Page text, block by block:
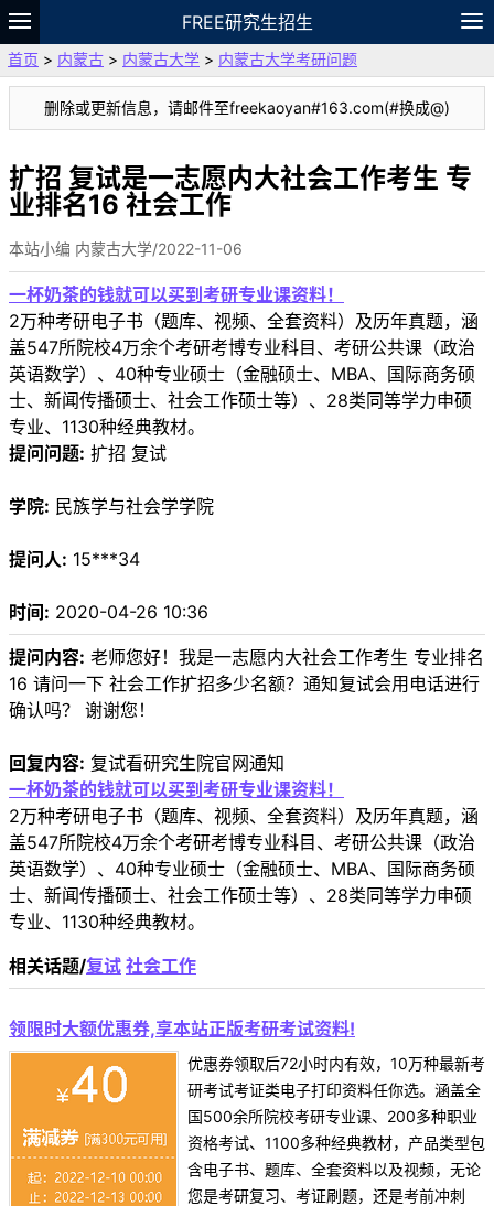
FREE研究生招生
题库
故事 专题 APP 笔记
VIP
资料
首页 > 内蒙古 > 内蒙古大学 > 内蒙古大学考研问题
删除或更新信息，请邮件至freekaoyan#163.com(#换成@)
扩招 复试是一志愿内大社会工作考生 专
业排名16 社会工作
本站小编 内蒙古大学/2022-11-06
一杯奶茶的钱就可以买到考研专业课资料！
2万种考研电子书（题库、视频、全套资料）及历年真题，涵
盖547所院校4万余个考研考博专业科目、考研公共课（政治
英语数学）、40种专业硕士（金融硕士、MBA、国际商务硕
士、新闻传播硕士、社会工作硕士等）、28类同等学力申硕
专业、1130种经典教材。
提问问题: 扩招 复试
学院: 民族学与社会学学院
提问人: 15***34
时间: 2020-04-26 10:36
提问内容: 老师您好！我是一志愿内大社会工作考生 专业排名
16 请问一下 社会工作扩招多少名额？通知复试会用电话进行
确认吗？ 谢谢您！
回复内容: 复试看研究生院官网通知
一杯奶茶的钱就可以买到考研专业课资料！
2万种考研电子书（题库、视频、全套资料）及历年真题，涵
盖547所院校4万余个考研考博专业科目、考研公共课（政治
英语数学）、40种专业硕士（金融硕士、MBA、国际商务硕
士、新闻传播硕士、社会工作硕士等）、28类同等学力申硕
专业、1130种经典教材。
相关话题/复试 社会工作
领限时大额优惠券,享本站正版考研考试资料!
优惠券领取后72小时内有效，10万种最新考
研考试考证类电子打印资料任你选。涵盖全
国500余所院校考研专业课、200多种职业
资格考试、1100多种经典教材，产品类型包
含电子书、题库、全套资料以及视频，无论
您是考研复习、考证刷题，还是考前冲刺